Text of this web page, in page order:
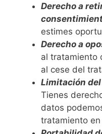
Derecho a
estimes
Derecho a
al tratamiento
al cese del
Limitación
Tienes
datos
tratamiento